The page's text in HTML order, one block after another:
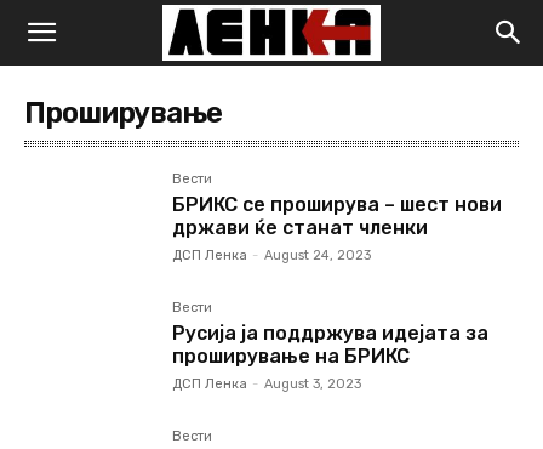
Проширување
Вести
БРИКС се проширува – шест нови
држави ќе станат членки
ДСП Ленка - August 24, 2023
Вести
Русија ја поддржува идејата за
проширување на БРИКС
ДСП Ленка - August 3, 2023
Вести